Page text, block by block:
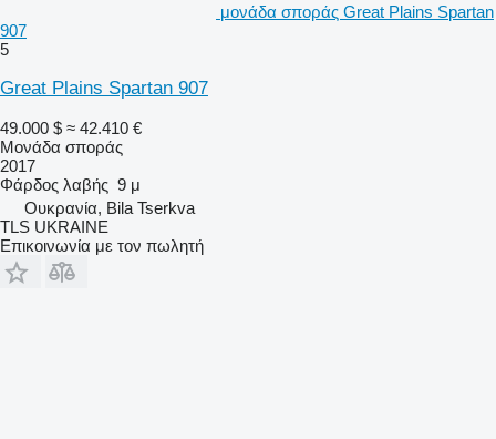
μονάδα σποράς Great Plains Spartan
907
5
Great Plains Spartan 907
49.000 $ ≈ 42.410 €
Μονάδα σποράς
2017
Φάρδος λαβής 9 μ
Ουκρανία, Bila Tserkva
TLS UKRAINE
Επικοινωνία με τον πωλητή